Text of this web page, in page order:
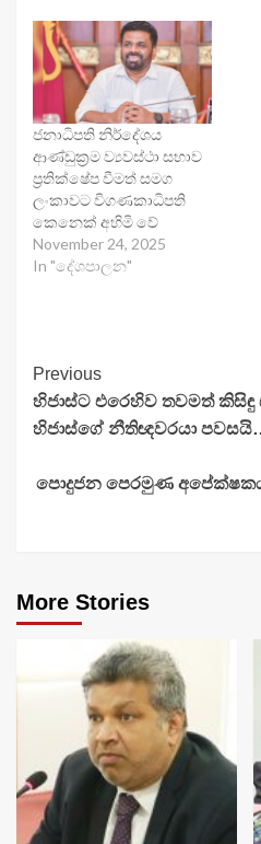
ජනාධිපති නිර්දේශය
ආණ්ඩුක්‍රම ව්‍යවස්ථා සභාව
ප්‍රතික්ෂේප වීමත් සමග
ලංකාවට විගණකාධිපති
කෙනෙක් අහිමි වේ
November 24, 2025
In "දේශපාලන"
Continue
Reading
Previous
හිජාස්ට එරෙහිව තවමත් කිසිඳු
හිජාස්ගේ නීතිඥවරයා
පොදුජන පෙරමුණ
More Stories